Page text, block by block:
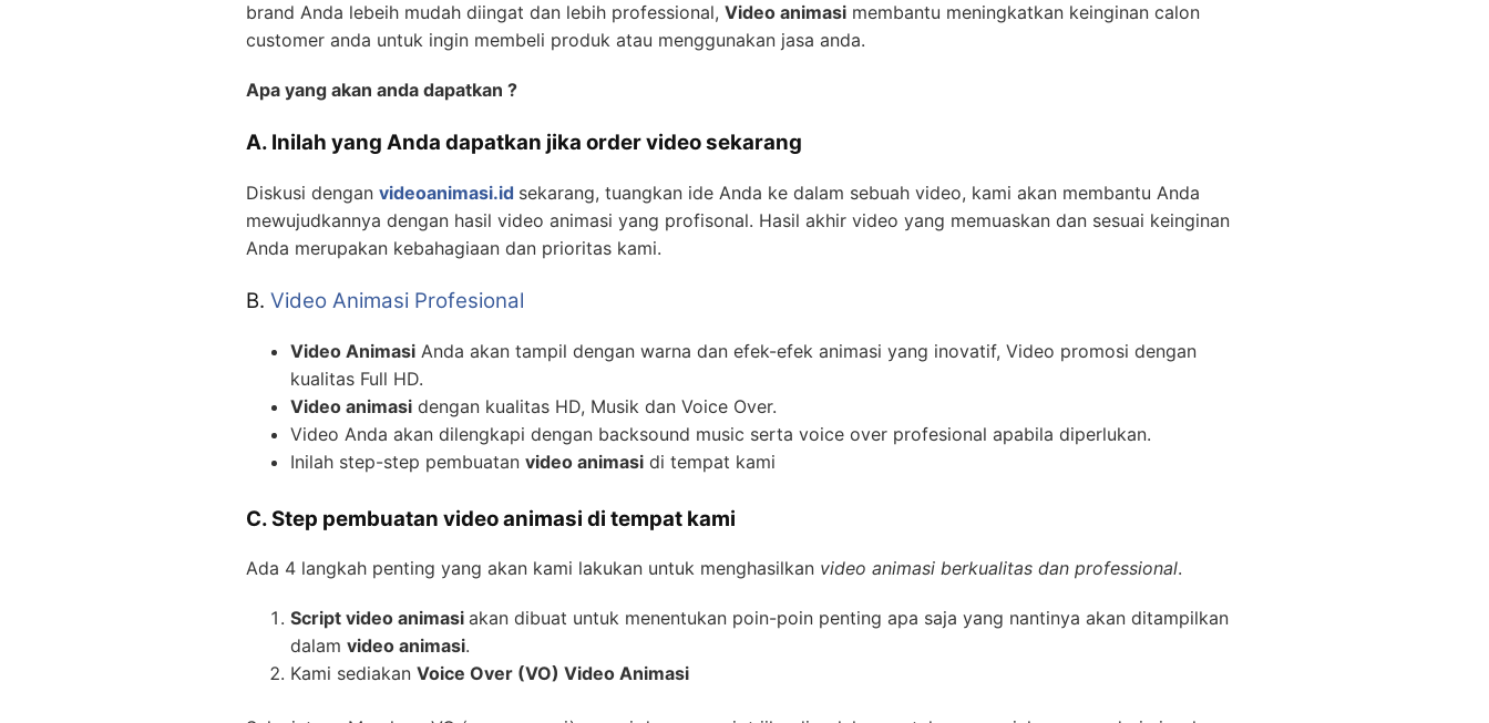
brand Anda lebeih mudah diingat dan lebih professional, Video animasi membantu meningkatkan keinginan calon
customer anda untuk ingin membeli produk atau menggunakan jasa anda.
Apa yang akan anda dapatkan ?
A. Inilah yang Anda dapatkan jika order video sekarang
Diskusi dengan videoanimasi.id sekarang, tuangkan ide Anda ke dalam sebuah video, kami akan membantu Anda
mewujudkannya dengan hasil video animasi yang profisonal. Hasil akhir video yang memuaskan dan sesuai keinginan
Anda merupakan kebahagiaan dan prioritas kami.
B. Video Animasi Profesional
Video Animasi Anda akan tampil dengan warna dan efek-efek animasi yang inovatif, Video promosi dengan
kualitas Full HD.
Video animasi dengan kualitas HD, Musik dan Voice Over.
Video Anda akan dilengkapi dengan backsound music serta voice over profesional apabila diperlukan.
Inilah step-step pembuatan video animasi di tempat kami
C. Step pembuatan video animasi di tempat kami
Ada 4 langkah penting yang akan kami lakukan untuk menghasilkan video animasi berkualitas dan professional.
Script video animasi akan dibuat untuk menentukan poin-poin penting apa saja yang nantinya akan ditampilkan
dalam video animasi.
Kami sediakan Voice Over (VO) Video Animasi